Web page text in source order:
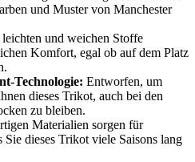
und Muster von Manchester
und weichen Stoffe
Komfort, egal ob auf dem Platz
Technologie: Entworfen, um
dieses Trikot, auch bei den
zu bleiben.
Materialien sorgen für
Sie dieses Trikot viele Saisons lang